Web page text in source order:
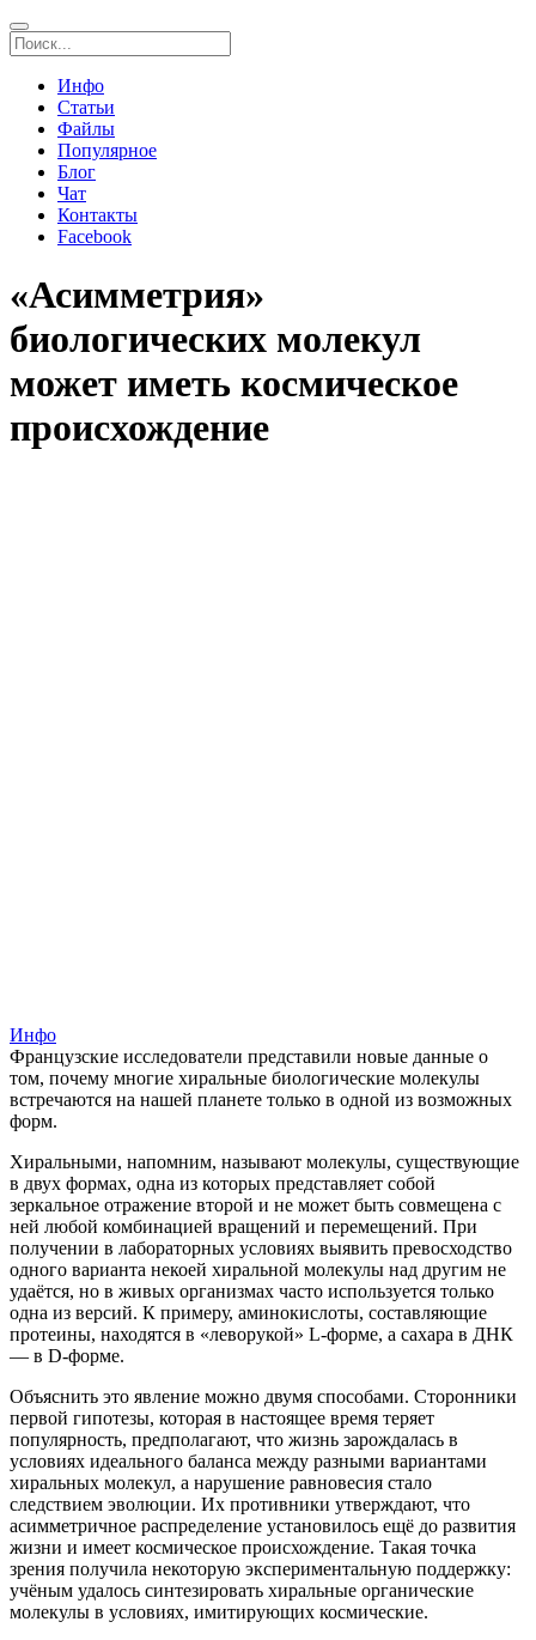
Инфо
Статьи
Файлы
Популярное
Блог
Чат
Контакты
Facebook
«Асимметрия»
биологических молекул
может иметь космическое
происхождение
Инфо
Французские исследователи представили новые данные о
том, почему многие хиральные биологические молекулы
встречаются на нашей планете только в одной из возможных
форм.
Хиральными, напомним, называют молекулы, существующие
в двух формах, одна из которых представляет собой
зеркальное отражение второй и не может быть совмещена с
ней любой комбинацией вращений и перемещений. При
получении в лабораторных условиях выявить превосходство
одного варианта некоей хиральной молекулы над другим не
удаётся, но в живых организмах часто используется только
одна из версий. К примеру, аминокислоты, составляющие
протеины, находятся в «леворукой» L-форме, а сахара в ДНК
— в D-форме.
Объяснить это явление можно двумя способами. Сторонники
первой гипотезы, которая в настоящее время теряет
популярность, предполагают, что жизнь зарождалась в
условиях идеального баланса между разными вариантами
хиральных молекул, а нарушение равновесия стало
следствием эволюции. Их противники утверждают, что
асимметричное распределение установилось ещё до развития
жизни и имеет космическое происхождение. Такая точка
зрения получила некоторую экспериментальную поддержку:
учёным удалось синтезировать хиральные органические
молекулы в условиях, имитирующих космические.